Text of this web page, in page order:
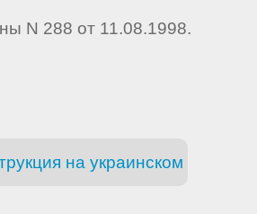
N 288 от 11.08.1998.
на украинском